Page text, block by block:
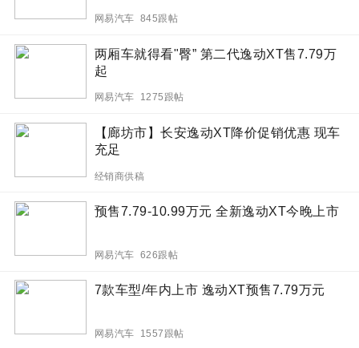
网易汽车 845跟帖
两厢车就得看"臀” 第二代逸动XT售7.79万
起
网易汽车 1275跟帖
【廊坊市】长安逸动XT降价促销优惠 现车
充足
经销商供稿
预售7.79-10.99万元 全新逸动XT今晚上市
网易汽车 626跟帖
7款车型/年内上市 逸动XT预售7.79万元
网易汽车 1557跟帖